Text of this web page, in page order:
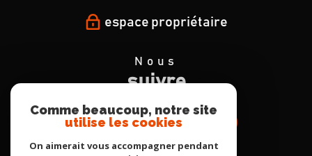
espace propriétaire
Nous
suivre
Comme beaucoup, notre site
utilise les cookies
On aimerait vous accompagner pendant